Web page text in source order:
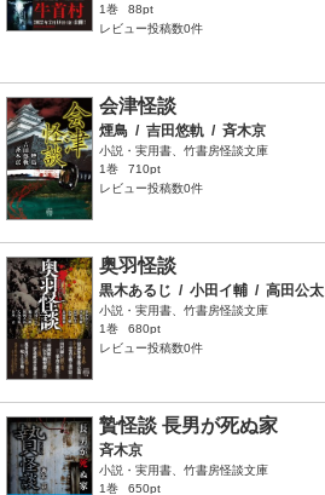
1巻
88pt
レビュー投稿数0件
会津怪談
煙鳥 / 吉田悠軌 / 斉木京
小説・実用書、竹書房怪談文庫
1巻
710pt
レビュー投稿数0件
奥羽怪談
黒木あるじ / 小田イ輔 / 高田公太
小説・実用書、竹書房怪談文庫
1巻
680pt
レビュー投稿数0件
贄怪談 長男が死ぬ家
斉木京
小説・実用書、竹書房怪談文庫
1巻
650pt